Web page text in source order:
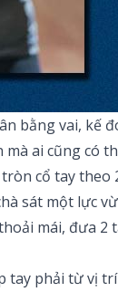
bằng vai,
ai cũng có
cổ tay theo
sát một lực
mái, đưa
tay phải từ vị